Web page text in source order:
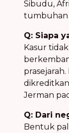
Sibudu,
tumbuhan
Q: Siapa
Kasur
Jerman
Q: Dari
Bentuk